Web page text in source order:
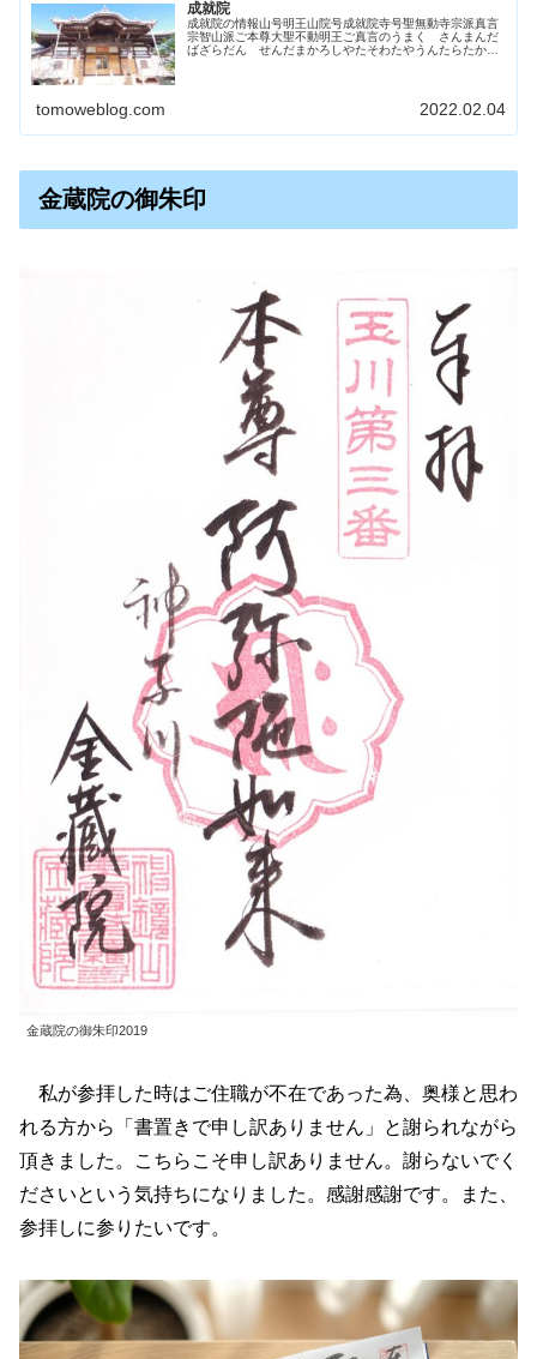
成就院
成就院の情報山号明王山院号成就院寺号聖無動寺宗派真言
宗智山派ご本尊大聖不動明王ご真言のうまく さんまんだ
ばざらだん せんだまかろしやたそわたやうんたらたかん
tomoweblog.com 2022.02.04
金蔵院の御朱印
金蔵院の御朱印2019
私が参拝した時はご住職が不在であった為、奥様と思わ
れる方から「書置きで申し訳ありません」と謝られながら
頂きました。こちらこそ申し訳ありません。謝らないでく
ださいという気持ちになりました。感謝感謝です。また、
参拝しに参りたいです。